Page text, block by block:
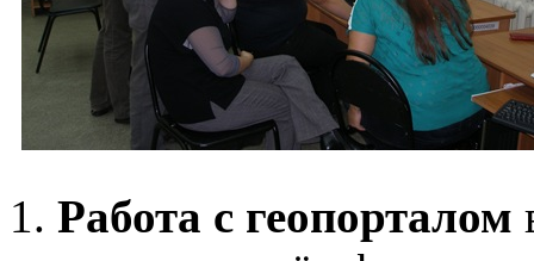
1. Работа с геопорталом